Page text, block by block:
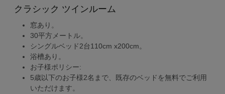
クラシック ツインルーム
窓あり。
30平方メートル。
シングルベッド2台110cm x200cm。
浴槽あり。
お子様ポリシー:
5歳以下のお子様2名まで、既存のベッドを無料でご利用
いただけます。